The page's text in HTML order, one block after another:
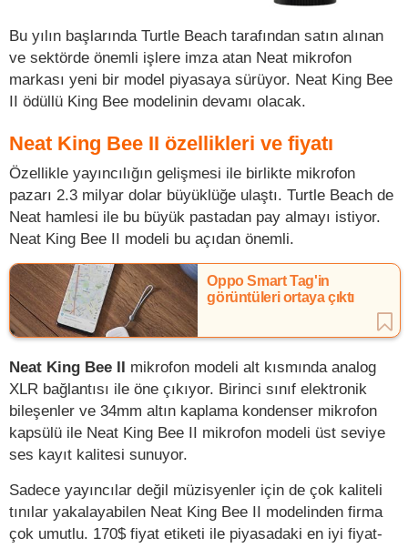
Bu yılın başlarında Turtle Beach tarafından satın alınan
ve sektörde önemli işlere imza atan Neat mikrofon
markası yeni bir model piyasaya sürüyor. Neat King Bee
II ödüllü King Bee modelinin devamı olacak.
Neat King Bee II özellikleri ve fiyatı
Özellikle yayıncılığın gelişmesi ile birlikte mikrofon
pazarı 2.3 milyar dolar büyüklüğe ulaştı. Turtle Beach de
Neat hamlesi ile bu büyük pastadan pay almayı istiyor.
Neat King Bee II modeli bu açıdan önemli.
Oppo Smart Tag'in
görüntüleri ortaya çıktı
Neat King Bee II mikrofon modeli alt kısmında analog
XLR bağlantısı ile öne çıkıyor. Birinci sınıf elektronik
bileşenler ve 34mm altın kaplama kondenser mikrofon
kapsülü ile Neat King Bee II mikrofon modeli üst seviye
ses kayıt kalitesi sunuyor.
Sadece yayıncılar değil müzisyenler için de çok kaliteli
tınılar yakalayabilen Neat King Bee II modelinden firma
çok umutlu. 170$ fiyat etiketi ile piyasadaki en iyi fiyat-